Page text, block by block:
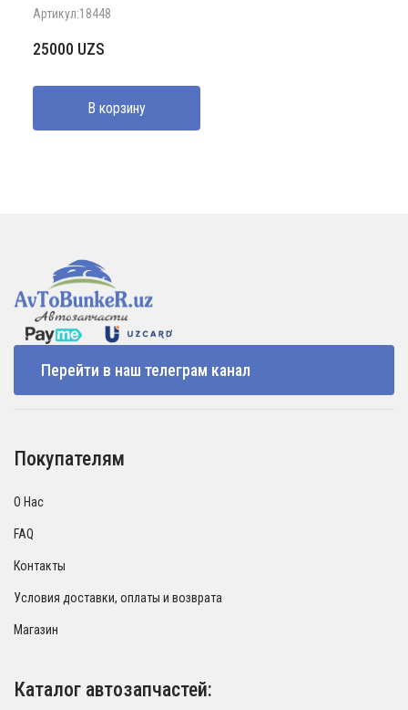
Артикул:18448
25000 UZS
В корзину
Перейти в наш телеграм канал
Покупателям
О Нас
FAQ
Контакты
Условия доставки, оплаты и возврата
Магазин
Каталог автозапчастей: